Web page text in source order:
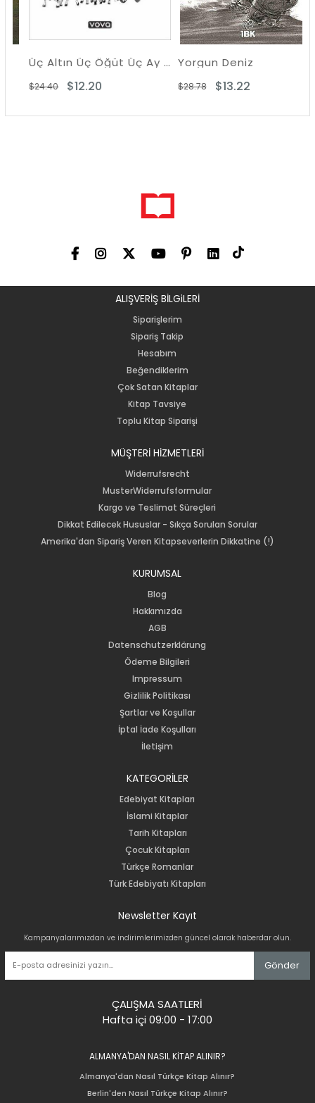
Üç Altın Üç Öğüt Üç Ay Üç Gün
$12.20
$24.40
Yorgun Deniz
$13.22
$28.78
ALIŞVERİŞ BİLGiLERİ
Siparişlerim
Sipariş Takip
Hesabım
Beğendiklerim
Çok Satan Kitaplar
Kitap Tavsiye
Toplu Kitap Siparişi
MÜŞTERİ HİZMETLERİ
Widerrufsrecht
MusterWiderrufsformular
Kargo ve Teslimat Süreçleri
Dikkat Edilecek Hususlar - Sıkça Sorulan Sorular
Amerika'dan Sipariş Veren Kitapseverlerin Dikkatine (!)
KURUMSAL
Blog
Hakkımızda
AGB
Datenschutzerklärung
Ödeme Bilgileri
Impressum
Gizlilik Politikası
Şartlar ve Koşullar
İptal İade Koşulları
İletişim
KATEGORİLER
Edebiyat Kitapları
İslami Kitaplar
Tarih Kitapları
Çocuk Kitapları
Türkçe Romanlar
Türk Edebiyatı Kitapları
Newsletter Kayıt
Kampanyalarımızdan ve indirimlerimizden güncel olarak haberdar olun.
Gönder
ÇALIŞMA SAATLERİ
Hafta içi 09:00 - 17:00
ALMANYA'DAN NASIL KİTAP ALINIR?
Almanya'dan Nasıl Türkçe Kitap Alınır?
Berlin'den Nasıl Türkçe Kitap Alınır?